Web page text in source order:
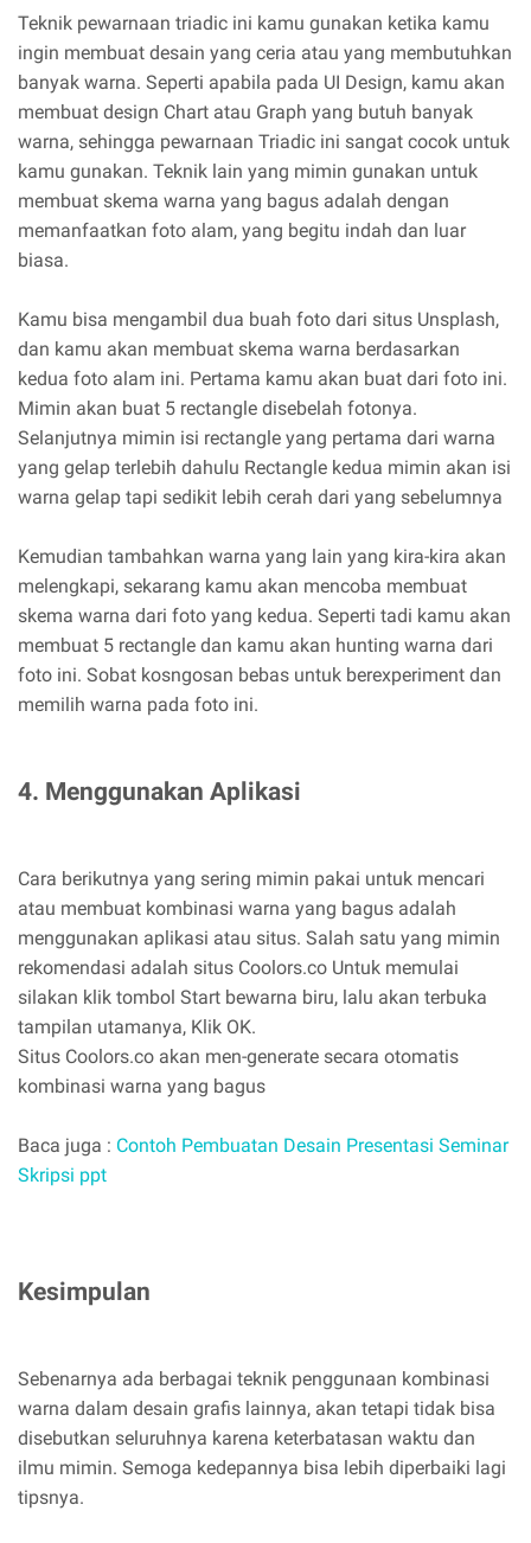
Teknik pewarnaan triadic ini kamu gunakan ketika kamu
ingin membuat desain yang ceria atau yang membutuhkan
banyak warna. Seperti apabila pada UI Design, kamu akan
membuat design Chart atau Graph yang butuh banyak
warna, sehingga pewarnaan Triadic ini sangat cocok untuk
kamu gunakan. Teknik lain yang mimin gunakan untuk
membuat skema warna yang bagus adalah dengan
memanfaatkan foto alam, yang begitu indah dan luar
biasa.
Kamu bisa mengambil dua buah foto dari situs Unsplash,
dan kamu akan membuat skema warna berdasarkan
kedua foto alam ini. Pertama kamu akan buat dari foto ini.
Mimin akan buat 5 rectangle disebelah fotonya.
Selanjutnya mimin isi rectangle yang pertama dari warna
yang gelap terlebih dahulu Rectangle kedua mimin akan isi
warna gelap tapi sedikit lebih cerah dari yang sebelumnya
Kemudian tambahkan warna yang lain yang kira-kira akan
melengkapi, sekarang kamu akan mencoba membuat
skema warna dari foto yang kedua. Seperti tadi kamu akan
membuat 5 rectangle dan kamu akan hunting warna dari
foto ini. Sobat kosngosan bebas untuk berexperiment dan
memilih warna pada foto ini.
4. Menggunakan Aplikasi
Cara berikutnya yang sering mimin pakai untuk mencari
atau membuat kombinasi warna yang bagus adalah
menggunakan aplikasi atau situs. Salah satu yang mimin
rekomendasi adalah situs Coolors.co Untuk memulai
silakan klik tombol Start bewarna biru, lalu akan terbuka
tampilan utamanya, Klik OK.
Situs Coolors.co akan men-generate secara otomatis
kombinasi warna yang bagus
Baca juga : Contoh Pembuatan Desain Presentasi Seminar
Skripsi ppt
Kesimpulan
Sebenarnya ada berbagai teknik penggunaan kombinasi
warna dalam desain grafis lainnya, akan tetapi tidak bisa
disebutkan seluruhnya karena keterbatasan waktu dan
ilmu mimin. Semoga kedepannya bisa lebih diperbaiki lagi
tipsnya.